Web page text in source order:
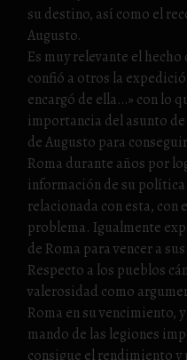
su destino, así como el
Augusto.
Es muy relevante el
confió a otros la
encargó de ella…» con lo
importancia del asunto
de Augusto para
Roma durante años por
información de su
relacionada con esta, con
problema. Igualmente
de Roma para vencer a
Respecto a los pueblos
valerosidad como
Roma en su vencimiento,
mando de las legiones
consigue el rendimiento